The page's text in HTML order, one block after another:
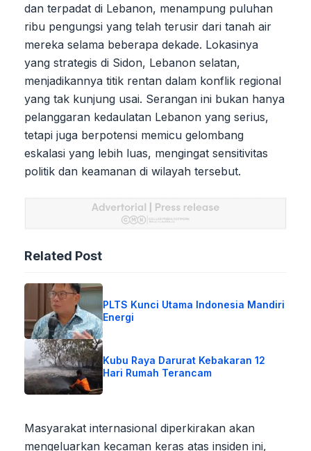
dan terpadat di Lebanon, menampung puluhan
ribu pengungsi yang telah terusir dari tanah air
mereka selama beberapa dekade. Lokasinya
yang strategis di Sidon, Lebanon selatan,
menjadikannya titik rentan dalam konflik regional
yang tak kunjung usai. Serangan ini bukan hanya
pelanggaran kedaulatan Lebanon yang serius,
tetapi juga berpotensi memicu gelombang
eskalasi yang lebih luas, mengingat sensitivitas
politik dan keamanan di wilayah tersebut.
Related Post
PLTS Kunci Utama Indonesia Mandiri
Energi
Kubu Raya Darurat Kebakaran 12
Hari Rumah Terancam
Masyarakat internasional diperkirakan akan
mengeluarkan kecaman keras atas insiden ini,